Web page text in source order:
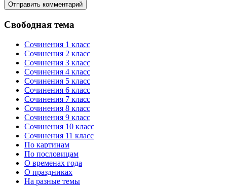
Свободная тема
Сочинения 1 класс
Сочинения 2 класс
Сочинения 3 класс
Сочинения 4 класс
Сочинения 5 класс
Сочинения 6 класс
Сочинения 7 класс
Сочинения 8 класс
Сочинения 9 класс
Сочинения 10 класс
Сочинения 11 класс
По картинам
По пословицам
О временах года
О праздниках
На разные темы